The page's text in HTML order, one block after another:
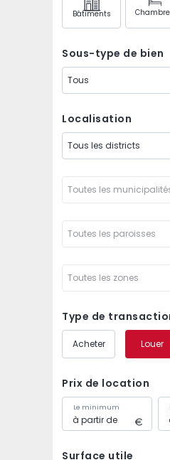
Bâtiments
Sous-type de bien
Tous
Localisation
Tous les districts
Toutes les
Toutes les paroisses
Toutes les zones
Type de
Acheter Louer
Prix de location
Le minimum
Surface utile